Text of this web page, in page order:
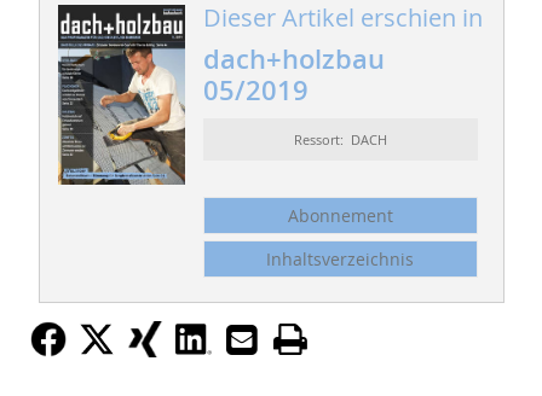
Dieser Artikel erschien in
dach+holzbau
05/2019
Ressort: DACH
Abonnement
Inhaltsverzeichnis